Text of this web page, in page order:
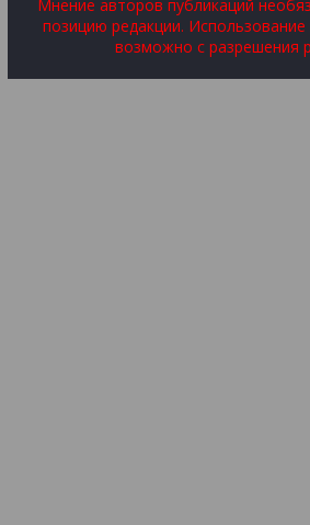
Мнение авторов публикаций
позицию редакции.
возможно с разрешения